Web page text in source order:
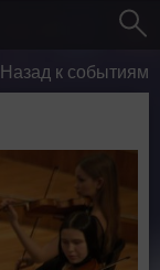
Назад к событиям